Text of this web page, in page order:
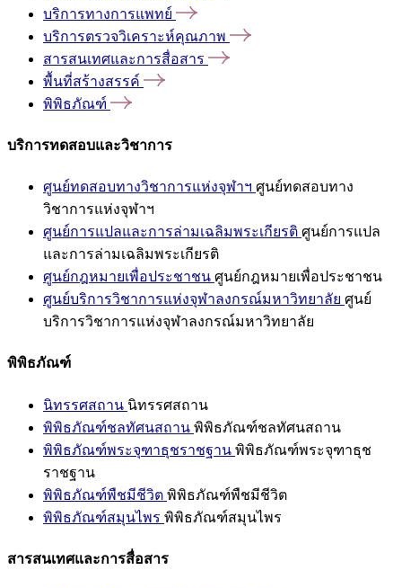
บริการทางการแพทย์
บริการตรวจวิเคราะห์คุณภาพ
สารสนเทศและการสื่อสาร
พื้นที่สร้างสรรค์
พิพิธภัณฑ์
บริการทดสอบและวิชาการ
ศูนย์ทดสอบทางวิชาการแห่งจุฬาฯ ศูนย์ทดสอบทาง
วิชาการแห่งจุฬาฯ
ศูนย์การแปลและการล่ามเฉลิมพระเกียรติ ศูนย์การแปล
และการล่ามเฉลิมพระเกียรติ
ศูนย์กฎหมายเพื่อประชาชน ศูนย์กฎหมายเพื่อประชาชน
ศูนย์บริการวิชาการแห่งจุฬาลงกรณ์มหาวิทยาลัย ศูนย์
บริการวิชาการแห่งจุฬาลงกรณ์มหาวิทยาลัย
พิพิธภัณฑ์
นิทรรศสถาน นิทรรศสถาน
พิพิธภัณฑ์ชลทัศนสถาน พิพิธภัณฑ์ชลทัศนสถาน
พิพิธภัณฑ์พระจุฑาธุชราชฐาน พิพิธภัณฑ์พระจุฑาธุช
ราชฐาน
พิพิธภัณฑ์พืชมีชีวิต พิพิธภัณฑ์พืชมีชีวิต
พิพิธภัณฑ์สมุนไพร พิพิธภัณฑ์สมุนไพร
สารสนเทศและการสื่อสาร